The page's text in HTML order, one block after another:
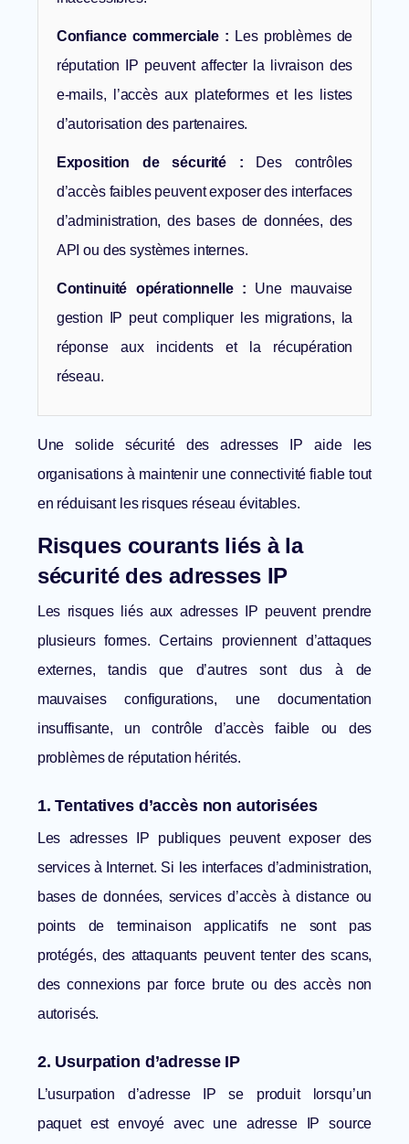
Confiance commerciale : Les problèmes de
réputation IP peuvent affecter la livraison des
e-mails, l’accès aux plateformes et les listes
d’autorisation des partenaires.
Exposition de sécurité : Des contrôles
d’accès faibles peuvent exposer des interfaces
d’administration, des bases de données, des
API ou des systèmes internes.
Continuité opérationnelle : Une mauvaise
gestion IP peut compliquer les migrations, la
réponse aux incidents et la récupération
réseau.
Une solide sécurité des adresses IP aide les
organisations à maintenir une connectivité fiable tout
en réduisant les risques réseau évitables.
Risques courants liés à la
sécurité des adresses IP
Les risques liés aux adresses IP peuvent prendre
plusieurs formes. Certains proviennent d’attaques
externes, tandis que d’autres sont dus à de
mauvaises configurations, une documentation
insuffisante, un contrôle d’accès faible ou des
problèmes de réputation hérités.
1. Tentatives d’accès non autorisées
Les adresses IP publiques peuvent exposer des
services à Internet. Si les interfaces d’administration,
bases de données, services d’accès à distance ou
points de terminaison applicatifs ne sont pas
protégés, des attaquants peuvent tenter des scans,
des connexions par force brute ou des accès non
autorisés.
2. Usurpation d’adresse IP
L’usurpation d’adresse IP se produit lorsqu’un
paquet est envoyé avec une adresse IP source